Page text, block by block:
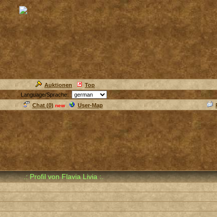
Auktionen Top
Language/Sprache:
Chat (0) new User-Map
.: Profil von Flavia Livia :.